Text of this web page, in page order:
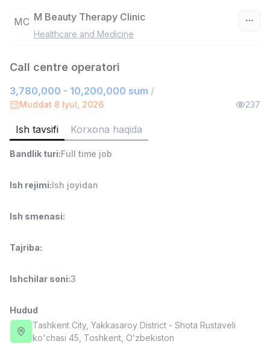
Savdo boshlig'i
ASIAN
Full time job
Ish joyidan
4,280,000 sum/
Yetkazib berish
3,500,000 - 8,000,000 sum
Full time job
Ish joyidan
Fast food Oshpazi
2,600,000 - 5,000,000 sum /
LES AILES
MC M Beauty Therapy Clinic
Healthcare and Medicine
Call centre operatori
3,780,000 - 10,200,000 sum /
Muddat 8 Iyul, 2026 237
Ish tavsifi Korxona haqida
Bandlik turi:Full time job
Ish rejimi:Ish joyidan
Ish smenasi:
Tajriba:
Ishchilar soni:3
Hudud
Tashkent City, Yakkasaroy District - Shota Rustaveli
ko'chasi 45, Тоshkent, Oʻzbekiston